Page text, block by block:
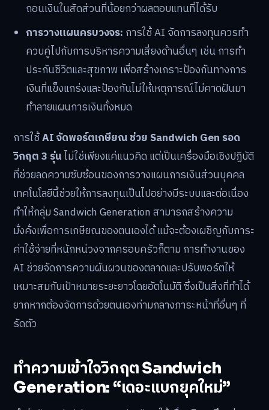
ถอนเงินในสัดส่วนที่น้อยกว่าผลตอบแทนที่ได้รับ
การวางแผนครบวงจร: การใช้ AI จัดการลงทุนควรทำ
ควบคู่ไปกับการบริหารความเสี่ยงด้านอื่นๆ เช่น การทำ
ประกันชีวิตและสุขภาพ เพื่อสร้างเกราะป้องกันทางการ
เงินที่แข็งแกร่งและป้องกันไม่ให้เหตุการณ์ไม่คาดฝันมา
ทำลายแผนการเงินทั้งหมด
การใช้AI จัดพอร์ตเกษียณ ช่วย Sandwich Gen รอด
วิกฤต 3 รุ่นไม่ใช่เพียงแค่แนวคิด แต่เป็นเครื่องมือเชิงปฏิบัติ
ที่ช่วยลดความซับซ้อนของการวางแผนการเงินส่วนบุคคล
เทคโนโลยีนี้ช่วยให้การลงทุนเป็นไปอย่างมีระบบและต่อเนื่อง
ทำให้กลุ่ม Sandwich Generation สามารถสร้างความ
มั่งคั่งเพื่อการเกษียณของตนเองได้ แม้จะต้องเผชิญกับภาระ
ค่าใช้จ่ายที่หนักหน่วงจากครอบครัวก็ตาม การทำงานของ
AI ช่วยจัดการความผันผวนของตลาดและปรับพอร์ตให้
เหมาะสมกับเป้าหมายระยะยาวโดยอัตโนมัติ ซึ่งเป็นสิ่งที่ทำได้
ยากหากต้องจัดการด้วยตนเองท่ามกลางภาระหน้าที่อื่นๆ ที่
รัดตัว
ทำความเข้าใจวิกฤต Sandwich
Generation: “เดอะแบกยุคใหม่”